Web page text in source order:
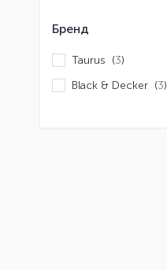
Бренд
Taurus (3)
Black & Decker (3)